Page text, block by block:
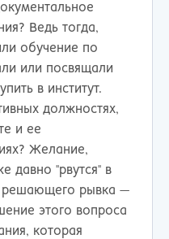
Ведь тогда,
обучение по
или посвящали
в институт.
должностях,
и ее
Желание,
давно "рвутся" в
решающего рывка —
этого вопроса
которая